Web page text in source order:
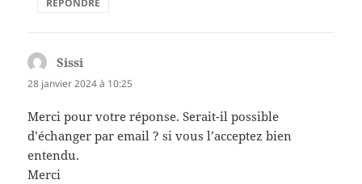
RÉPONDRE
Sissi
28 janvier 2024 à 10:25
Merci pour votre réponse. Serait-il possible
d’échanger par email ? si vous l’acceptez bien
entendu.
Merci